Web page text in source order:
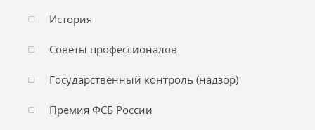
История
Советы профессионалов
Государственный контроль (надзор)
Премия ФСБ России